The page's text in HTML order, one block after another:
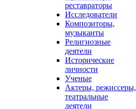
реставраторы
Исследователи
Композиторы,
музыканты
Религиозные
деятели
Исторические
личности
Ученые
Актеры, режиссеры,
театральные
деятели